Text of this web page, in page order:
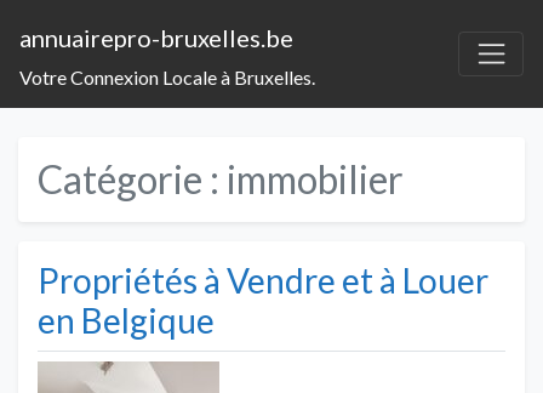
annuairepro-bruxelles.be
Votre Connexion Locale à Bruxelles.
Catégorie : immobilier
Propriétés à Vendre et à Louer
en Belgique